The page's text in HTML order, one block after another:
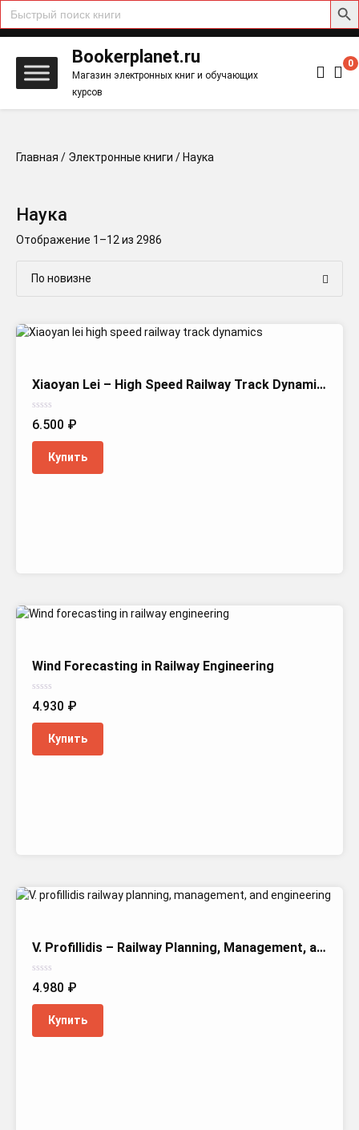
Search
for:
Skip
content
Bookerplanet.ru
Магазин электронных книг и обучающих
курсов
0
Главная / Электронные книги / Наука
Наука
Отображение 1–12 из 2986
Xiaoyan Lei – High Speed Railway Track Dynamics
Оценка
0
6.500 ₽
Купить
Wind Forecasting in Railway Engineering
Оценка
0
4.930 ₽
Купить
V. Profillidis – Railway Planning, Management, and Engineering
Оценка
0
4.980 ₽
Купить